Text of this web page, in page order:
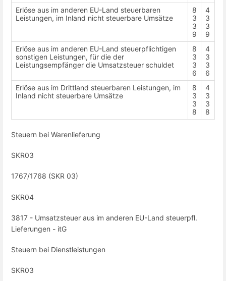
Erlöse aus im anderen EU-Land steuerbaren
Leistungen, im Inland nicht steuerbare Umsätze
8
3
3
9
4
3
3
9
Erlöse aus im anderen EU-Land steuerpflichtigen
sonstigen Leistungen, für die der
Leistungsempfänger die Umsatzsteuer schuldet
8
3
3
6
4
3
3
6
Erlöse aus im Drittland steuerbaren Leistungen, im
Inland nicht steuerbare Umsätze
8
3
3
8
4
3
3
8
Steuern bei Warenlieferung
SKR03
1767/1768 (SKR 03)
SKR04
3817 - Umsatzsteuer aus im anderen EU-Land steuerpfl.
Lieferungen - itG
Steuern bei Dienstleistungen
SKR03